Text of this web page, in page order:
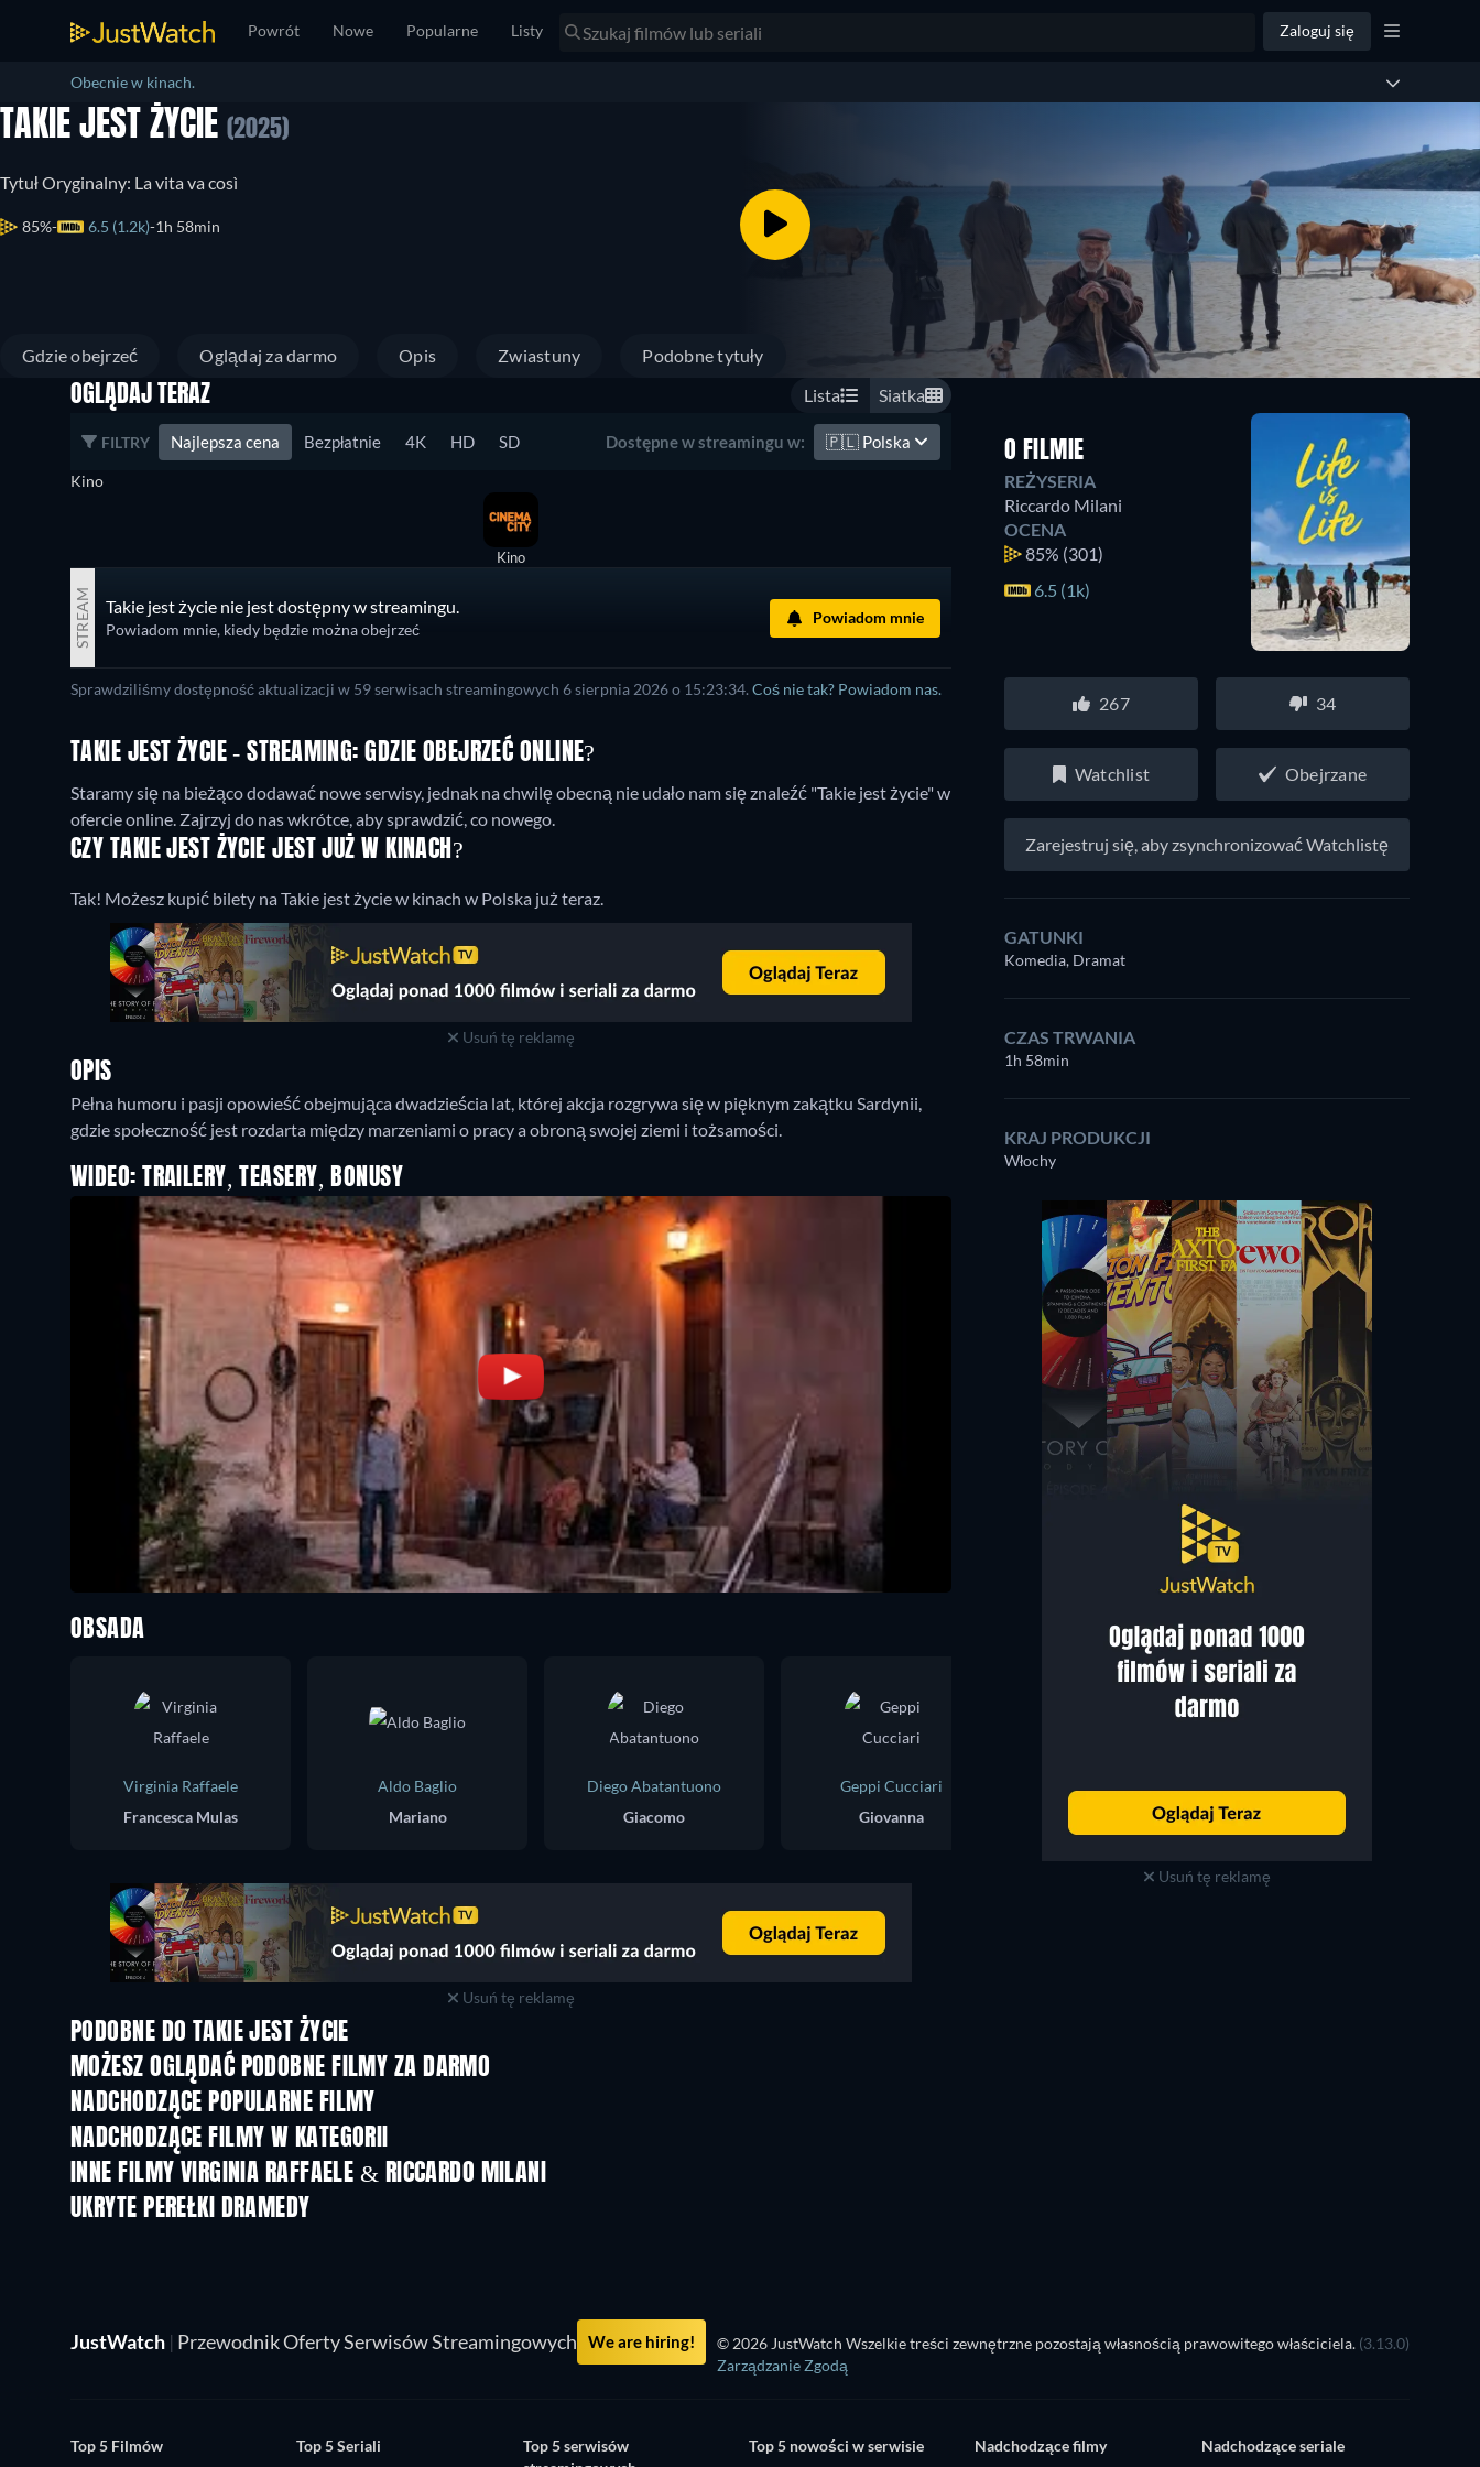
Powrót Nowe Popularne Listy Zaloguj się
Obecnie w kinach.
TAKIE JEST ŻYCIE (2025)
Tytuł Oryginalny: La vita va così
85% 6.5 (1.2k) 1h 58min
Gdzie obejrzeć Oglądaj za darmo Opis Zwiastuny Podobne tytuły
OGLĄDAJ TERAZ Lista Siatka
FILTRY Najlepsza cena Bezpłatnie 4K HD SD Dostępne w streamingu w: 🇵🇱 Polska
Kino
Kino
STREAM Takie jest życie nie jest dostępny w streamingu.
Powiadom mnie, kiedy będzie można obejrzeć
Powiadom mnie
Sprawdziliśmy dostępność aktualizacji w 59 serwisach streamingowych 6 sierpnia 2026 o 15:23:34. Coś nie tak? Powiadom nas.
TAKIE JEST ŻYCIE - STREAMING: GDZIE OBEJRZEĆ ONLINE?
Staramy się na bieżąco dodawać nowe serwisy, jednak na chwilę obecną nie udało nam się znaleźć "Takie jest życie" w
ofercie online. Zajrzyj do nas wkrótce, aby sprawdzić, co nowego.
CZY TAKIE JEST ŻYCIE JEST JUŻ W KINACH?
Tak! Możesz kupić bilety na Takie jest życie w kinach w Polska już teraz.
Usuń tę reklamę
OPIS
Pełna humoru i pasji opowieść obejmująca dwadzieścia lat, której akcja rozgrywa się w pięknym zakątku Sardynii,
gdzie społeczność jest rozdarta między marzeniami o pracy a obroną swojej ziemi i tożsamości.
WIDEO: TRAILERY, TEASERY, BONUSY
O FILMIE
REŻYSERIA
Riccardo Milani
OCENA
85% (301)
6.5 (1k)
267 34
Watchlist Obejrzane
Zarejestruj się, aby zsynchronizować Watchlistę
GATUNKI
Komedia, Dramat
CZAS TRWANIA
1h 58min
KRAJ PRODUKCJI
Włochy
Usuń tę reklamę
OBSADA
Virginia Raffaele
Francesca Mulas
Aldo Baglio
Mariano
Diego Abatantuono
Giacomo
Geppi Cucciari
Giovanna
Massimiliano Medda
Usuń tę reklamę
PODOBNE DO TAKIE JEST ŻYCIE
MOŻESZ OGLĄDAĆ PODOBNE FILMY ZA DARMO
NADCHODZĄCE POPULARNE FILMY
NADCHODZĄCE FILMY W KATEGORII
INNE FILMY VIRGINIA RAFFAELE & RICCARDO MILANI
UKRYTE PEREŁKI DRAMEDY
JustWatch | Przewodnik Oferty Serwisów Streamingowych We are hiring! © 2026 JustWatch Wszelkie treści zewnętrzne pozostają własnością prawowitego właściciela. (3.13.0)
Zarządzanie Zgodą
Top 5 Filmów Top 5 Seriali
Top 5 serwisów
Top 5 nowości w serwisie Nadchodzące filmy Nadchodzące seriale